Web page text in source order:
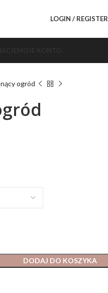
LOGIN / REGISTER
ogród
DODAJ DO KOSZYKA